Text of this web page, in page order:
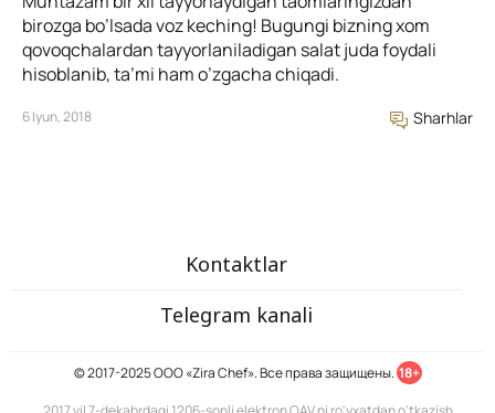
birozga bo’lsada voz keching! Bugungi bizning xom
qovoqchalardan tayyorlaniladigan salat juda foydali
hisoblanib, ta’mi ham o’zgacha chiqadi.
6 Iyun, 2018 Sharhlar
Kontaktlar
Telegram kanali
© 2017-2025 ООО «Zira Chef». Все права защищены. 18+